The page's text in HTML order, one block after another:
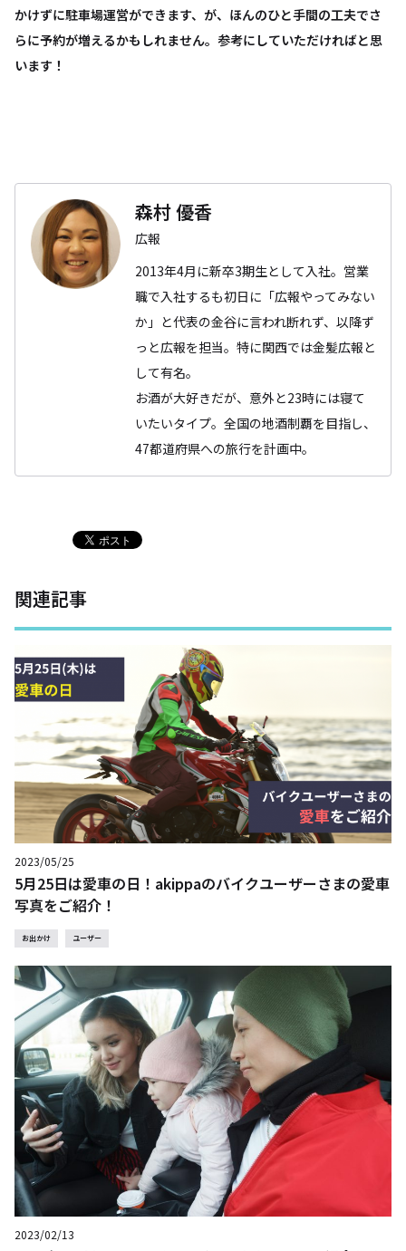
かけずに駐車場運営ができます、が、ほんのひと手間の工夫でさ
らに予約が増えるかもしれません。参考にしていただければと思
います！
森村 優香
広報
2013年4月に新卒3期生として入社。営業
職で入社するも初日に「広報やってみない
か」と代表の金谷に言われ断れず、以降ず
っと広報を担当。特に関西では金髪広報と
して有名。
お酒が大好きだが、意外と23時には寝て
いたいタイプ。全国の地酒制覇を目指し、
47都道府県への旅行を計画中。
関連記事
2023/05/25
5月25日は愛車の日！akippaのバイクユーザーさまの愛車
写真をご紹介！
お出かけ ユーザー
2023/02/13